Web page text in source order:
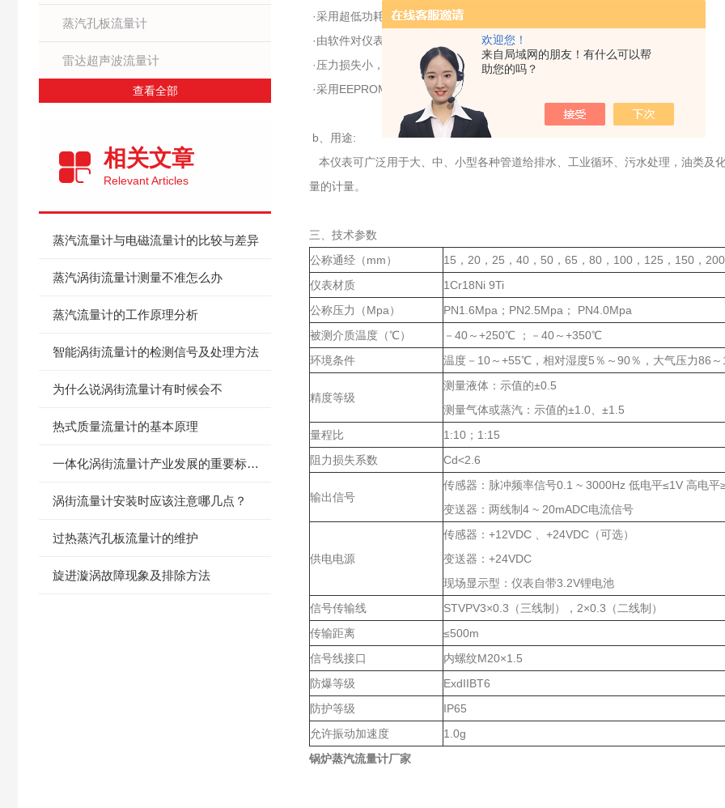
欢迎您！
来自局域网的朋友！有什么可以帮
助您的吗？
蒸汽孔板流量计
雷达超声波流量计
查看全部
相关文章
Relevant Articles
蒸汽流量计与电磁流量计的比较与差异
蒸汽涡街流量计测量不准怎么办
蒸汽流量计的工作原理分析
智能涡街流量计的检测信号及处理方法
为什么说涡街流量计有时候会不
热式质量流量计的基本原理
一体化涡街流量计产业发展的重要标志及发展机
涡街流量计安装时应该注意哪几点？
过热蒸汽孔板流量计的维护
旋进漩涡故障现象及排除方法
·采用超低功耗单片微机技术，1节3.2V10AH锂电池可使用5年以上；
·由软件对仪表系数非线性进行修正，提高测量精度；
·压力损失小，量程范围宽；
·采用EEPROM对累积流量进行掉电保护，保护时间大于10年；
b、用途:
本仪表可广泛用于大、中、小型各种管道给排水、工业循环、污水处理，油类及
量的计量。
三、技术参数
公称通经（mm）
15，20，25，40，50，65，80，100，125，150，
仪表材质
1Cr18Ni 9Ti
公称压力（Mpa）
PN1.6Mpa；PN2.5Mpa； PN4.0Mpa
被测介质温度（℃）
－40～+250℃ ；－40～+350℃
环境条件
温度－10～+55℃，相对湿度5％～90％，大气压力86
精度等级
测量液体：示值的±0.5
测量气体或蒸汽：示值的±1.0、±1.5
量程比
1:10；1:15
阻力损失系数
Cd<2.6
输出信号
传感器：脉冲频率信号0.1 ~ 3000Hz 低电平≤1V 高电平
变送器：两线制4 ~ 20mADC电流信号
供电电源
传感器：+12VDC 、+24VDC（可选）
变送器：+24VDC
现场显示型：仪表自带3.2V锂电池
信号传输线
STVPV3×0.3（三线制），2×0.3（二线制）
传输距离
≤500m
信号线接口
内螺纹M20×1.5
防爆等级
ExdIIBT6
防护等级
IP65
允许振动加速度
1.0g
锅炉蒸汽流量计厂家